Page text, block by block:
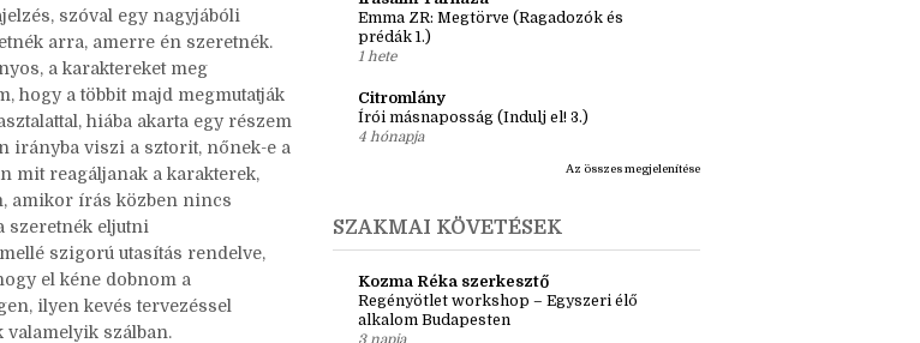
engedtem el. Ezt a regényötletet
a saját sztorink
szóval egy nagyjábóli
arra, amerre én szeretnék.
a karaktereket meg
hogy a többit majd megmutatják
hiába akarta egy részem
viszi a sztorit, nőnek-e a
mit reagáljanak a karakterek,
amikor írás közben nincs
szeretnék eljutni
szigorú utasítás rendelve,
#bessenyeigábor #lunaélete
3 napja
Emma ZR: Megtörve (Ragadozók és
prédák 1.)
1 hete
4 hónapja
Az összes megjelenítése
SZAKMAI KÖVETÉSEK